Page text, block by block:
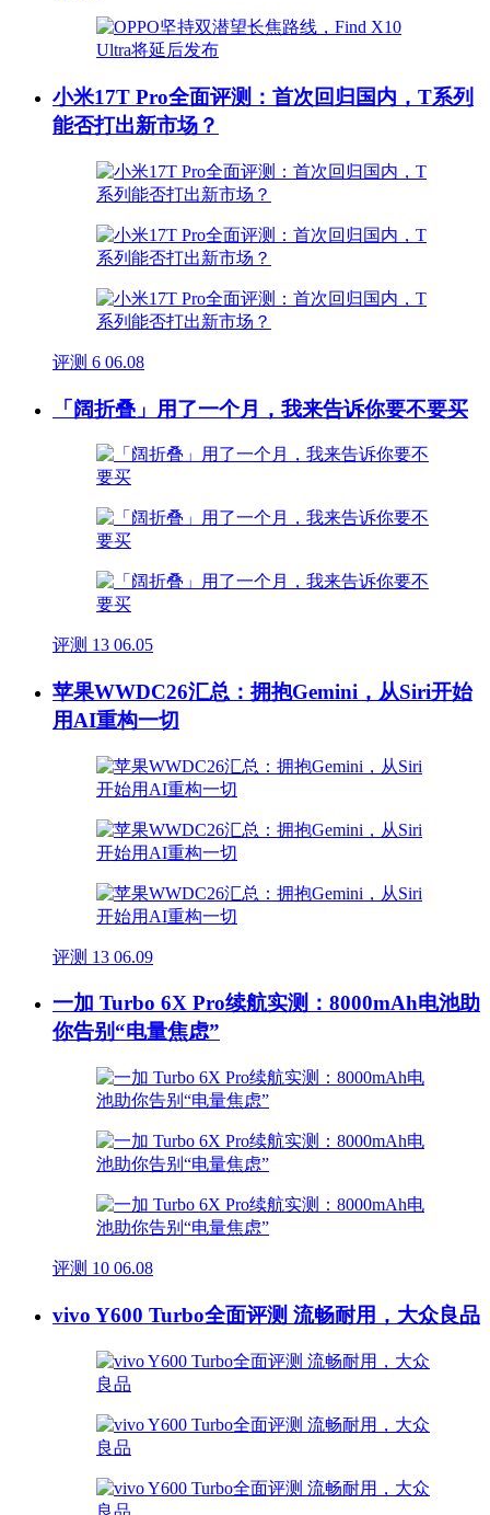
小米17T Pro全面评测：首次回归国内，T系列
能否打出新市场？
评测 6 06.08
「阔折叠」用了一个月，我来告诉你要不要买
评测 13 06.05
苹果WWDC26汇总：拥抱Gemini，从Siri开始
用AI重构一切
评测 13 06.09
一加 Turbo 6X Pro续航实测：8000mAh电池助
你告别“电量焦虑”
评测 10 06.08
vivo Y600 Turbo全面评测 流畅耐用，大众良品